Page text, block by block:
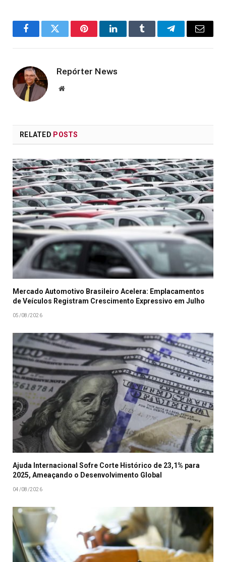
FacebookTwitter PinterestLinkedInTumblr TelegramEmail
Repórter News
Website
RELATED POSTS
Mercado Automotivo Brasileiro Acelera: Emplacamentos
de Veículos Registram Crescimento Expressivo em Julho
05/08/2026
Ajuda Internacional Sofre Corte Histórico de 23,1% para
2025, Ameaçando o Desenvolvimento Global
04/08/2026